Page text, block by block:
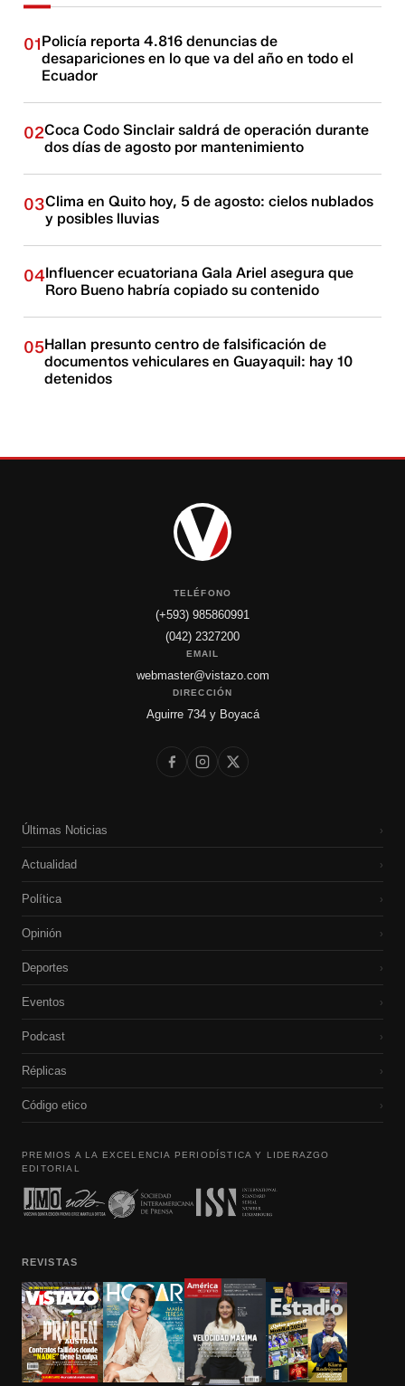
01Policía reporta 4.816 denuncias de
desapariciones en lo que va del año en todo el
Ecuador
02Coca Codo Sinclair saldrá de operación durante
dos días de agosto por mantenimiento
03Clima en Quito hoy, 5 de agosto: cielos nublados
y posibles lluvias
04Influencer ecuatoriana Gala Ariel asegura que
Roro Bueno habría copiado su contenido
05Hallan presunto centro de falsificación de
documentos vehiculares en Guayaquil: hay 10
detenidos
TELÉFONO
(+593) 985860991
(042) 2327200
EMAIL
webmaster@vistazo.com
DIRECCIÓN
Aguirre 734 y Boyacá
Últimas Noticias ›
Actualidad ›
Política ›
Opinión ›
Deportes ›
Eventos ›
Podcast ›
Réplicas ›
Código etico ›
PREMIOS A LA EXCELENCIA PERIODÍSTICA Y LIDERAZGO
EDITORIAL
REVISTAS